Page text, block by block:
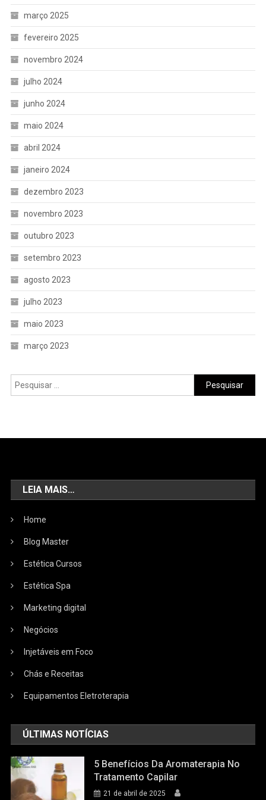
março 2025
fevereiro 2025
novembro 2024
julho 2024
junho 2024
maio 2024
abril 2024
janeiro 2024
dezembro 2023
novembro 2023
outubro 2023
setembro 2023
agosto 2023
julho 2023
maio 2023
março 2023
LEIA MAIS…
Home
Blog Master
Estética Cursos
Estética Spa
Marketing digital
Negócios
Injetáveis em Foco
Chás e Receitas
Equipamentos Eletroterapia
ÚLTIMAS NOTÍCIAS
5 Benefícios Da Aromaterapia No
Tratamento Capilar
21 de abril de 2025